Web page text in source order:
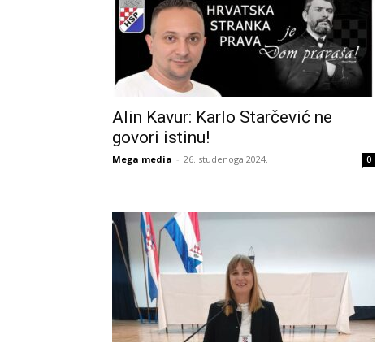
Alin Kavur: Karlo Starčević ne
govori istinu!
Mega media - 26. studenoga 2024. 0